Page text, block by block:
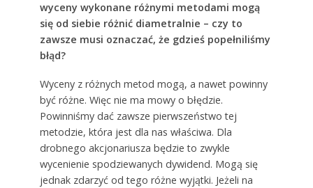
wyceny wykonane różnymi metodami mogą
się od siebie różnić diametralnie – czy to
zawsze musi oznaczać, że gdzieś popełniliśmy
błąd?
Wyceny z różnych metod mogą, a nawet powinny
być różne. Więc nie ma mowy o błędzie.
Powinniśmy dać zawsze pierwszeństwo tej
metodzie, która jest dla nas właściwa. Dla
drobnego akcjonariusza będzie to zwykle
wycenienie spodziewanych dywidend. Mogą się
jednak zdarzyć od tego różne wyjątki. Jeżeli na